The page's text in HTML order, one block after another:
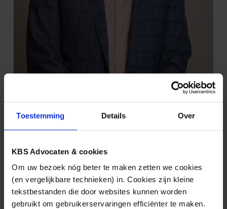
Toestemming Details Over
KBS Advocaten & cookies
Om uw bezoek nóg beter te maken zetten we cookies
(en vergelijkbare technieken) in. Cookies zijn kleine
tekstbestanden die door websites kunnen worden
gebruikt om gebruikerservaringen efficiënter te maken.
Hans Hendriks
(030) 21 22 823
hcm.hendriks@kbsadvocaten.nl